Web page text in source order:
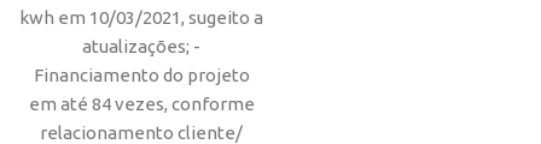
kwh em 10/03/2021, sugeito a
atualizações; -
Financiamento do projeto
em até 84 vezes, conforme
relacionamento cliente/